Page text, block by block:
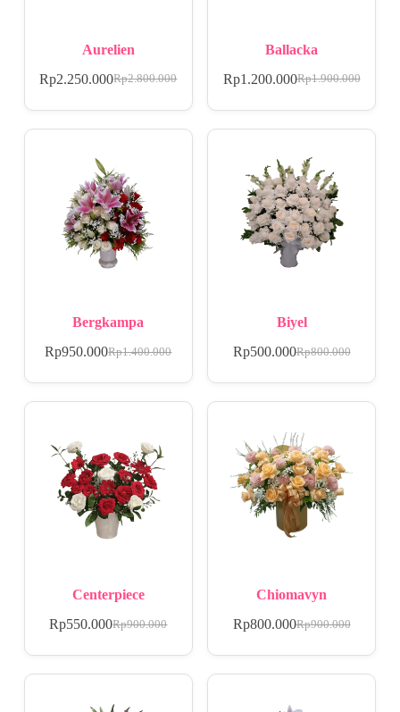
Aurelien
Rp2.800.000
Rp2.250.000
Ballacka
Rp1.900.000
Rp1.200.000
Bergkampa
Rp1.400.000
Rp950.000
Biyel
Rp800.000
Rp500.000
Centerpiece
Rp900.000
Rp550.000
Chiomavyn
Rp900.000
Rp800.000